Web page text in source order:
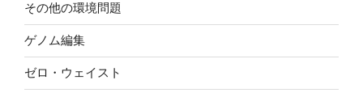
その他の環境問題
ゲノム編集
ゼロ・ウェイスト